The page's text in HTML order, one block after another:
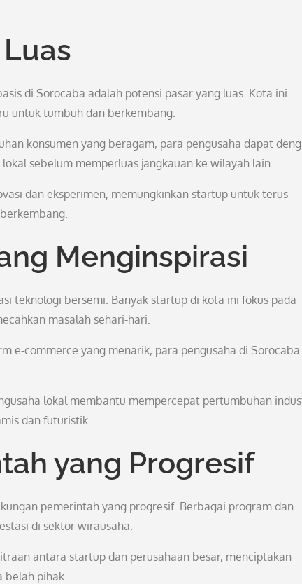
di Sorocaba adalah potensi pasar yang luas. Kota ini
untuk tumbuh dan berkembang.
konsumen yang beragam, para pengusaha dapat
sebelum memperluas jangkauan ke wilayah lain.
dan eksperimen, memungkinkan startup untuk terus
Menginspirasi
teknologi bersemi. Banyak startup di kota ini fokus pada
masalah sehari-hari.
e-commerce yang menarik, para pengusaha di
lokal membantu mempercepat pertumbuhan
dan futuristik.
yang Progresif
pemerintah yang progresif. Berbagai program dan
di sektor wirausaha.
antara startup dan perusahaan besar, menciptakan
belah pihak.